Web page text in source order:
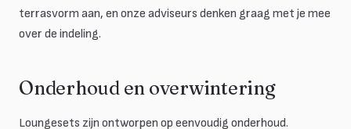
terrasvorm aan, en onze adviseurs denken graag met je mee
over de indeling.
Onderhoud en overwintering
Loungesets zijn ontworpen op eenvoudig onderhoud.